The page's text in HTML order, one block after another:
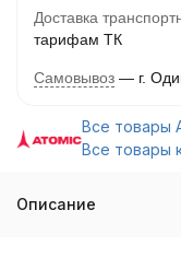
Доставка
тарифам ТК
Самовывоз г.
Все товары
Все товары
Описание